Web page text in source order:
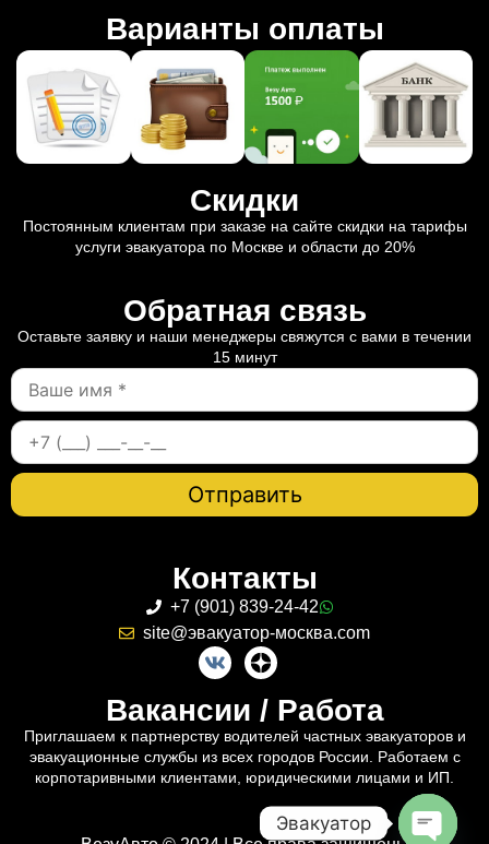
Варианты оплаты
Скидки
Постоянным клиентам при заказе на сайте скидки на тарифы
услуги эвакуатора по Москве и области до 20%
Обратная связь
Оставьте заявку и наши менеджеры свяжутся с вами в течении
15 минут
Контакты
+7 (901) 839-24-42
site@эвакуатор-москва.com
Вакансии / Работа
Приглашаем к партнерству водителей частных эвакуаторов и
эвакуационные службы из всех городов России. Работаем с
корпотаривными клиентами, юридическими лицами и ИП.
Эвакуатор